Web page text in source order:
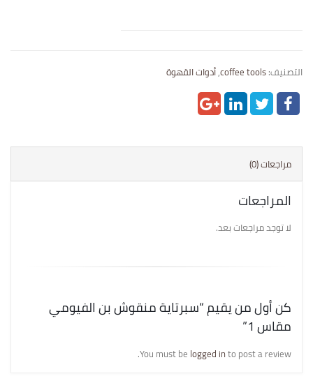
التصنيف:coffee tools
,أدوات القهوة
مراجعات (0)
المراجعات
لا توجد مراجعات بعد.
كن أول من يقيم “سبرتاية منقوش بن الفيومي
مقاس 1”
You must be logged into post a review.